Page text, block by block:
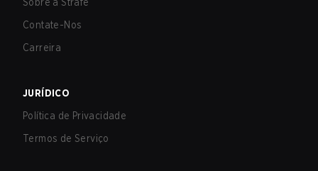
Contate-Nos
Carreira
JURÍDICO
Política de Privacidade
Termos de Serviço